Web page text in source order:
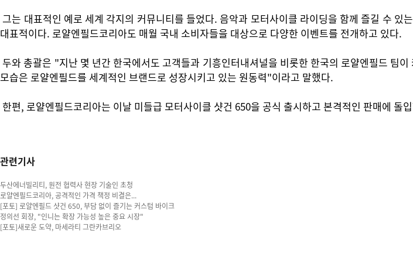
그는 대표적인 예로 세계 각지의 커뮤니티를 들었다. 음악과 모터사이클 라이딩을 함께 즐길 수
대표적이다. 로얄엔필드코리아도 매월 국내 소비자들을 대상으로 다양한 이벤트를 전개하고 있다.
두와 총괄은 "지난 몇 년간 한국에서도 고객들과 기흥인터내셔널을 비롯한 한국의 로얄엔필드 팀
모습은 로얄엔필드를 세계적인 브랜드로 성장시키고 있는 원동력"이라고 말했다.
한편, 로얄엔필드코리아는 이날 미들급 모터사이클 샷건 650을 공식 출시하고 본격적인 판매에 돌
관련기사
두산에너빌리티, 원전 협력사 현장 기술인 초청
로얄엔필드코리아, 공격적인 가격 책정 비결은...
[포토] 로얄엔필드 샷건 650, 부담 없이 즐기는 커스텀 바이크
정의선 회장, "인니는 확장 가능성 높은 중요 시장"
[포토]새로운 도약, 마세라티 그란카브리오